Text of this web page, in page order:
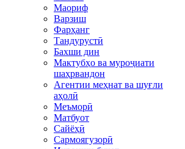
Маориф
Варзиш
Фарҳанг
Тандурустӣ
Бахши дин
Мактубҳо ва муроҷиати
шаҳрвандон
Агентии меҳнат ва шуғли
аҳолӣ
Меъморӣ
Матбуот
Сайёҳӣ
Сармоягузорӣ